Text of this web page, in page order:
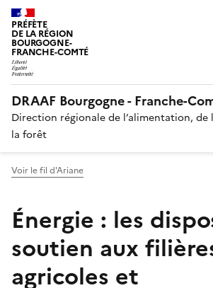
PRÉFÈTE
DE LA RÉGION
BOURGOGNE-
FRANCHE-COMTÉ
DRAAF Bourgogne - Franche-
Direction régionale de l’alimentation, de
la forêt
Voir le fil d'Ariane
Énergie : les
soutien aux
agricoles et